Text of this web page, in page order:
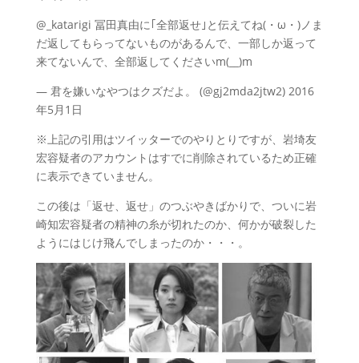
@_katarigi 冨田真由に｢全部返せ｣と伝えてね(・ω・)ノま
だ返してもらってないものがあるんで、一部しか返って
来てないんで、全部返してくださいm(__)m
— 君を嫌いなやつはクズだよ。 (@gj2mda2jtw2) 2016
年5月1日
※上記の引用はツイッターでのやりとりですが、岩埼友
宏容疑者のアカウントはすでに削除されているため正確
に表示できていません。
この後は「返せ、返せ」のつぶやきばかりで、ついに岩
崎知宏容疑者の精神の糸が切れたのか、何かが破裂した
ようにはじけ飛んでしまったのか・・・。